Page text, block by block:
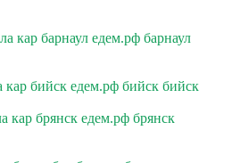
кар барнаул едем.рф барнаул
кар бийск едем.рф бийск бийск
кар брянск едем.рф брянск